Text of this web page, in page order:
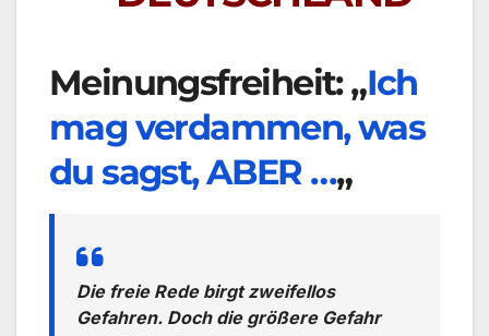
Meinungsfreiheit: „Ich
mag verdammen, was
du sagst, ABER …„
Die freie Rede birgt zweifellos
Gefahren. Doch die größere Gefahr